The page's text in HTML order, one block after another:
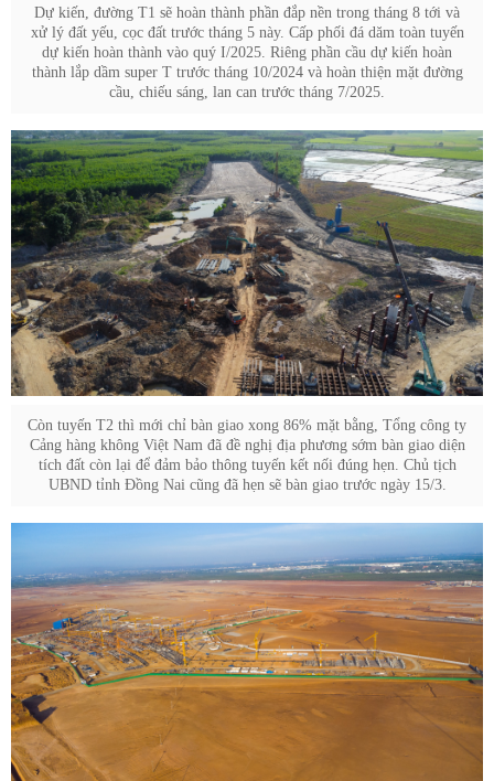
Dự kiến, đường T1 sẽ hoàn thành phần đắp nền trong tháng 8 tới và
xử lý đất yếu, cọc đất trước tháng 5 này. Cấp phối đá dăm toàn tuyến
dự kiến hoàn thành vào quý I/2025. Riêng phần cầu dự kiến hoàn
thành lắp dầm super T trước tháng 10/2024 và hoàn thiện mặt đường
cầu, chiếu sáng, lan can trước tháng 7/2025.
Còn tuyến T2 thì mới chỉ bàn giao xong 86% mặt bằng, Tổng công ty
Cảng hàng không Việt Nam đã đề nghị địa phương sớm bàn giao diện
tích đất còn lại để đảm bảo thông tuyến kết nối đúng hẹn. Chủ tịch
UBND tỉnh Đồng Nai cũng đã hẹn sẽ bàn giao trước ngày 15/3.